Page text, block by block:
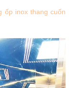
ốp inox thang cuốn